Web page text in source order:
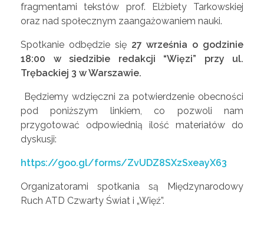
fragmentami tekstów prof. Elżbiety Tarkowskiej
oraz nad społecznym zaangażowaniem nauki.
Spotkanie odbędzie się 27 września o godzinie
18:00 w siedzibie redakcji “Więzi” przy ul.
Trębackiej 3 w Warszawie.
Będziemy wdzięczni za potwierdzenie obecności
pod poniższym linkiem, co pozwoli nam
przygotować odpowiednią ilość materiałów do
dyskusji:
https://goo.gl/forms/ZvUDZ8SXzSxeayX63
Organizatorami spotkania są Międzynarodowy
Ruch ATD Czwarty Świat i „Więź”.